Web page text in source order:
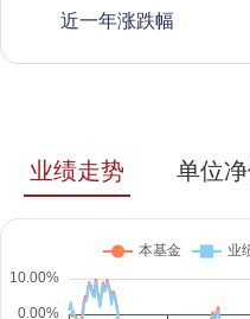
近一年涨跌幅
业绩走势 单位